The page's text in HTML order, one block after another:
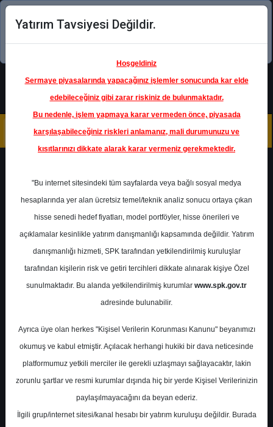
Şimdi uygulamayı indirin!
Ana Sayfa Raporlar
Gedik Yatırım
Rapor Detay
AGHOL - Hedef Fiyat
Gedik Yatırım 12 Mayıs 2025
Yatırım Tavsiyesi Değildir.
Hoşgeldiniz
Sermaye piyasalarında yapacağınız işlemler sonucunda kar elde
edebileceğiniz gibi zarar riskiniz de bulunmaktadır.
Bu nedenle, işlem yapmaya karar vermeden önce, piyasada
karşılaşabileceğiniz riskleri anlamanız, mali durumunuzu ve
kısıtlarınızı dikkate alarak karar vermeniz gerekmektedir.
"Bu internet sitesindeki tüm sayfalarda veya bağlı sosyal medya
hesaplarında yer alan ücretsiz temel/teknik analiz sonucu ortaya çıkan
hisse senedi hedef fiyatları, model portföyler, hisse önerileri ve
açıklamalar kesinlikle yatırım danışmanlığı kapsamında değildir. Yatırım
danışmanlığı hizmeti, SPK tarafından yetkilendirilmiş kuruluşlar
tarafından kişilerin risk ve getiri tercihleri dikkate alınarak kişiye Özel
sunulmaktadır. Bu alanda yetkilendirilmiş kurumlar www.spk.gov.tr
adresinde bulunabilir.
Ayrıca üye olan herkes "Kişisel Verilerin Korunması Kanunu" beyanımızı
okumuş ve kabul etmiştir. Açılacak herhangi hukiki bir dava neticesinde
platformumuz yetkili merciler ile gerekli uzlaşmayı sağlayacaktır, lakin
zorunlu şartlar ve resmi kurumlar dışında hiç bir yerde Kişisel Verilerinizin
paylaşılmayacağını da beyan ederiz.
İlgili grup/internet sitesi/kanal hesabı bir yatırım kuruluşu değildir. Burada